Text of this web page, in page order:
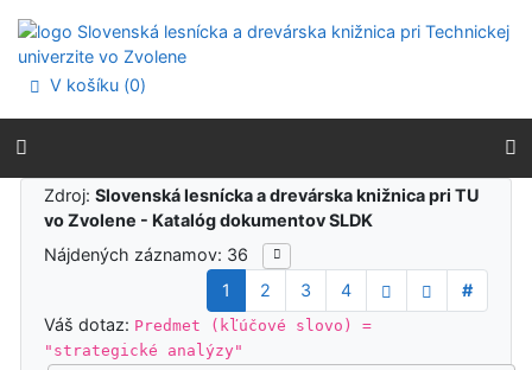
Prejsť na menu
Prehlásenie o webovej prístupnosti
V košíku (0)
Výsledky vyhľadávania
Zdroj:Slovenská lesnícka a drevárska knižnica pri TU
vo Zvolene - Katalóg dokumentov SLDK
Nájdených záznamov: 36
1
2 3 4
#
Váš dotaz: Predmet (kľúčové slovo) =
"strategické analýzy"